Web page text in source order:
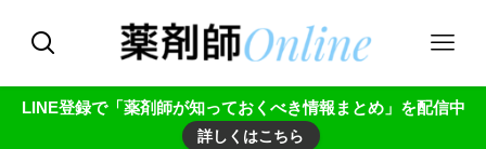
LINE登録で「薬剤師が知っておくべき情報まとめ」を配信中
詳しくはこちら